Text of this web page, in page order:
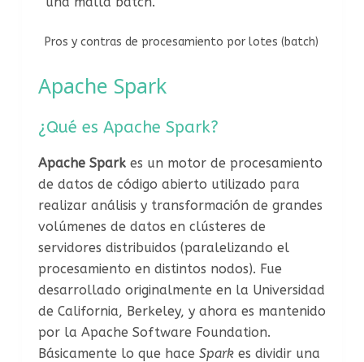
Pros y contras de procesamiento por lotes (batch)
Apache Spark
¿Qué es Apache Spark?
Apache Sparkes un motor de procesamiento
de datos de código abierto utilizado para
realizar análisis y transformación de grandes
volúmenes de datos en clústeres de
servidores distribuidos (paralelizando el
procesamiento en distintos nodos). Fue
desarrollado originalmente en la Universidad
de California, Berkeley, y ahora es mantenido
por la Apache Software Foundation.
Básicamente lo que hace Sparkes dividir una